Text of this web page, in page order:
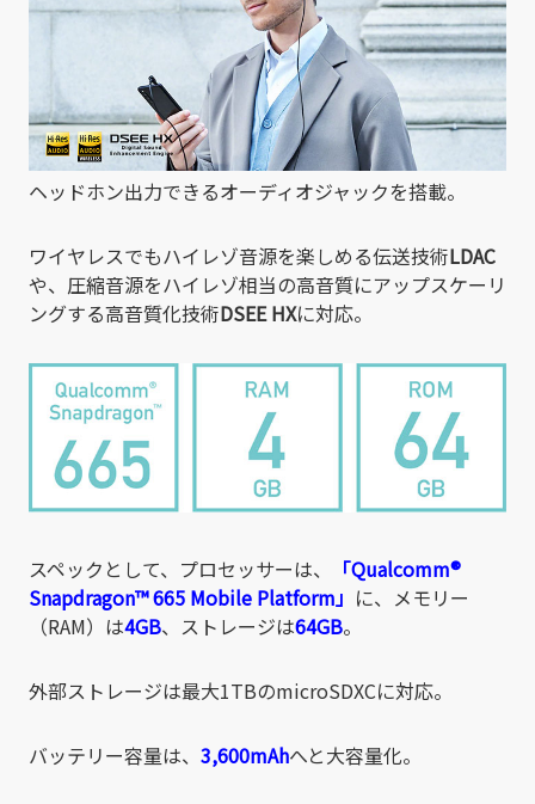
ヘッドホン出力できるオーディオジャックを搭載。
ワイヤレスでもハイレゾ音源を楽しめる伝送技術LDAC
や、圧縮音源をハイレゾ相当の高音質にアップスケーリ
ングする高音質化技術DSEE HXに対応。
スペックとして、プロセッサーは、
「Qualcomm®
Snapdragon™ 665 Mobile Platform」 に、メモリー
（RAM）は4GB、ストレージは64GB。
外部ストレージは最大1TBのmicroSDXCに対応。
バッテリー容量は、 3,600mAhへと大容量化。